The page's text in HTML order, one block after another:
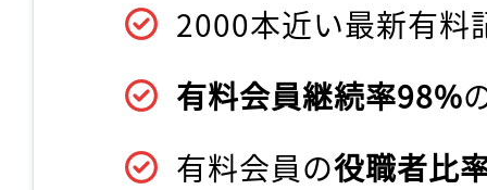
2000本近い最新有料
有料会員継続率98%
有料会員の役職者比